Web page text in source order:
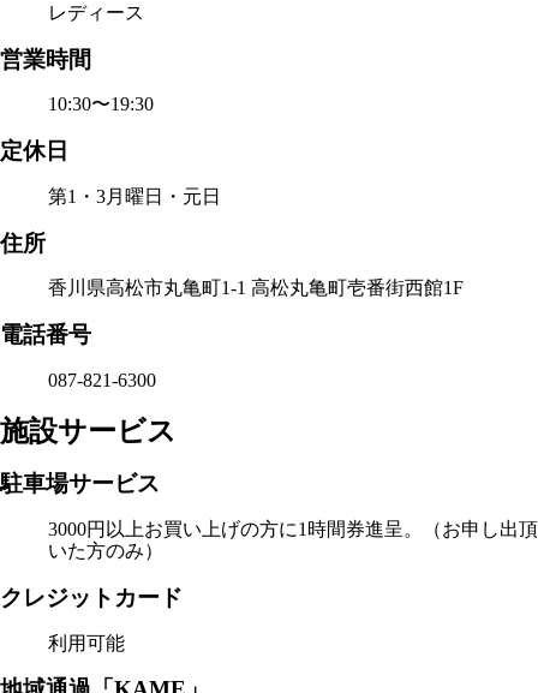
レディース
営業時間
10:30〜19:30
定休日
第1・3月曜日・元日
住所
香川県高松市丸亀町1-1 高松丸亀町壱番街西館1F
電話番号
087-821-6300
施設サービス
駐車場サービス
3000円以上お買い上げの方に1時間券進呈。（お申し出頂
いた方のみ）
クレジットカード
利用可能